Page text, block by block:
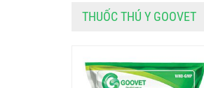
THUỐC THÚ Y GOOVET